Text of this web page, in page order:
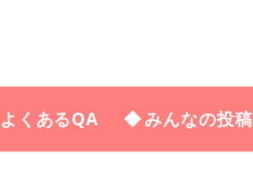
よくあるQA みんなの投稿